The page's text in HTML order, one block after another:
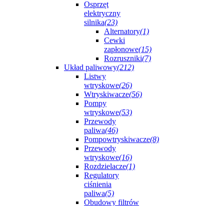
Osprzęt
elektryczny
silnika(23)
Alternatory(1)
Cewki
zapłonowe(15)
Rozruszniki(7)
Układ paliwowy(212)
Listwy
wtryskowe(26)
Wtryskiwacze(56)
Pompy
wtryskowe(53)
Przewody
paliwa(46)
Pompowtryskiwacze(8)
Przewody
wtryskowe(16)
Rozdzielacze(1)
Regulatory
ciśnienia
paliwa(5)
Obudowy filtrów